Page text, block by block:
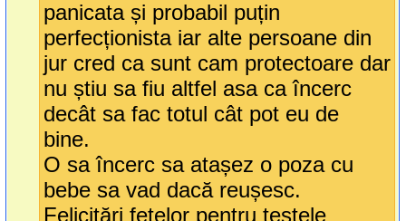
panicata și probabil puțin
perfecționista iar alte persoane din
jur cred ca sunt cam protectoare dar
nu știu sa fiu altfel asa ca încerc
decât sa fac totul cât pot eu de
bine.
O sa încerc sa atașez o poza cu
bebe sa vad dacă reușesc.
Felicitări fetelor pentru testele